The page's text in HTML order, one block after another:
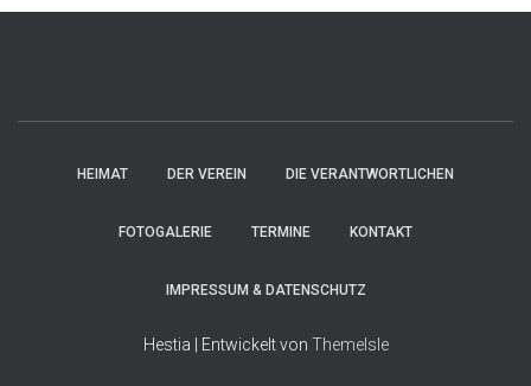
HEIMAT DER VEREIN DIE VERANTWORTLICHEN
FOTOGALERIE TERMINE KONTAKT
IMPRESSUM & DATENSCHUTZ
Hestia | Entwickelt von ThemeIsle